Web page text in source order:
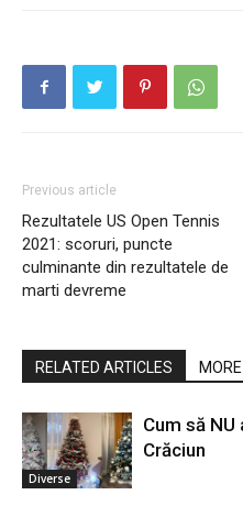
Previous article
Rezultatele US Open Tennis
2021: scoruri, puncte
culminante din rezultatele de
marti devreme
RELATED ARTICLES
Diverse
Cum să
Crăciun